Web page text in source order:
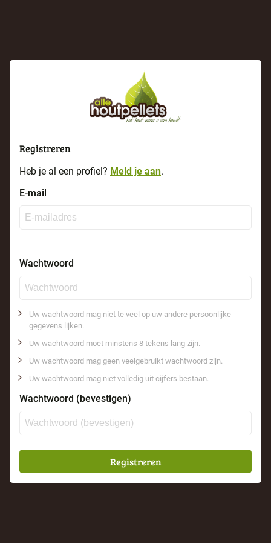
Registreren
Heb je al een profiel? Meld je aan.
E-mail
Wachtwoord
Uw wachtwoord mag niet te veel op uw andere persoonlijke
gegevens lijken.
Uw wachtwoord moet minstens 8 tekens lang zijn.
Uw wachtwoord mag geen veelgebruikt wachtwoord zijn.
Uw wachtwoord mag niet volledig uit cijfers bestaan.
Wachtwoord (bevestigen)
Registreren